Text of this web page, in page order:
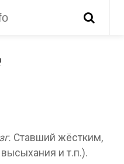
Ставший жёстким,
и т.п.).